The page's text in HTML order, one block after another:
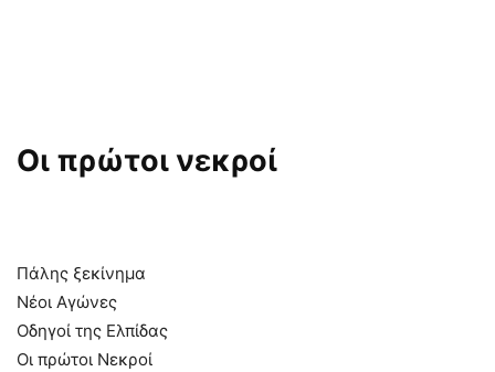
Οι πρώτοι νεκροί
Πάλης ξεκίνημα
Νέοι Αγώνες
Οδηγοί της Ελπίδας
Οι πρώτοι Νεκροί